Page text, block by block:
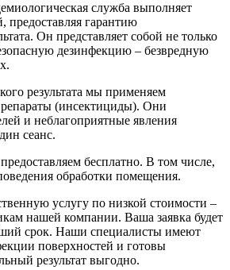
служба выполняет
предоставляя гарантию
Он представляет собой не только
дезинфекцию – безвредную
результата мы применяем
(инсектициды). Они
и неблагоприятные явления
сеанс.
бесплатно. В том числе,
обработки помещения.
услугу по низкой стоимости –
нашей компании. Ваша заявка будет
срок. Наши специалисты имеют
поверхностей и готовы
результат выгодно.